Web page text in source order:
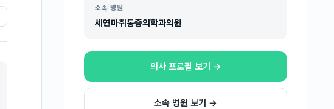
소속 병원
세연마취통증의학과의원
의사 프로필 보기 →
소속 병원 보기 →